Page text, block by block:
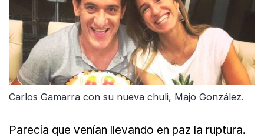
Carlos Gamarra con su nueva chuli, Majo González.
Parecía que venían llevando en paz la ruptura.